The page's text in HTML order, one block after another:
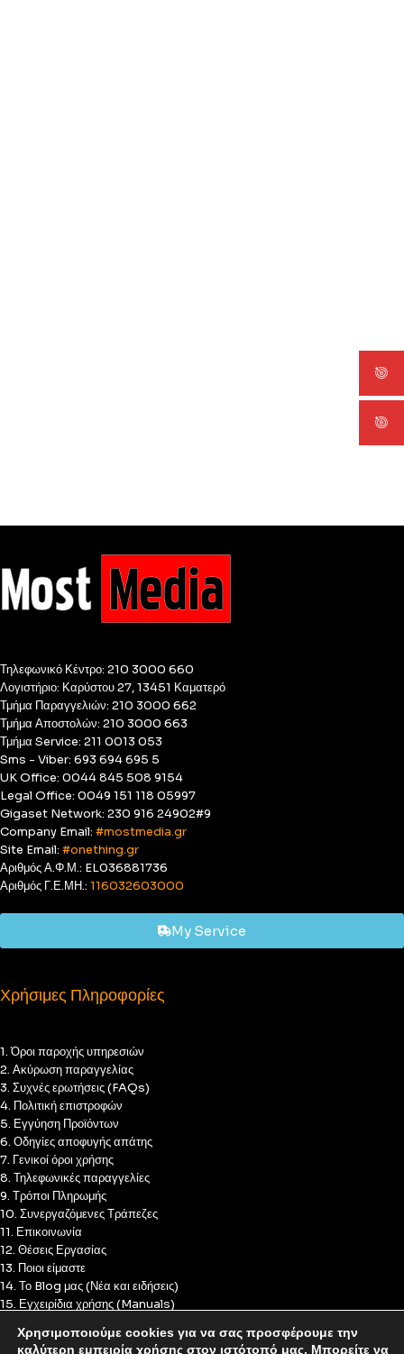
Τηλεφωνικό Κέντρο: 210 3000 660
Λογιστήριο: Καρύστου 27, 13451 Καματερό
Τμήμα Παραγγελιών: 210 3000 662
Τμήμα Αποστολών: 210 3000 663
Τμήμα Service: 211 0013 053
Sms - Viber: 693 694 695 5
UK Office: 0044 845 508 9154
Legal Office: 0049 151 118 05997
Gigaset Network: 230 916 24902#9
Company Email: #mostmedia.gr
Site Email: #onething.gr
Αριθμός Α.Φ.Μ.: EL036881736
Αριθμός Γ.Ε.ΜΗ.: 116032603000
My Service
Χρήσιμες Πληροφορίες
1. Όροι παροχής υπηρεσιών
2. Ακύρωση παραγγελίας
3. Συχνές ερωτήσεις (FAQs)
4. Πολιτική επιστροφών
5. Εγγύηση Προϊόντων
6. Οδηγίες αποφυγής απάτης
7. Γενικοί όροι χρήσης
8. Τηλεφωνικές παραγγελίες
9. Τρόποι Πληρωμής
10. Συνεργαζόμενες Τράπεζες
11. Επικοινωνία
12. Θέσεις Εργασίας
13. Ποιοι είμαστε
14. Το Blog μας (Νέα και ειδήσεις)
15. Εγχειρίδια χρήσης (Manuals)
17. Πολιτική Cookies
Χρησιμοποιούμε cookies για να σας προσφέρουμε την
καλύτερη εμπειρία χρήσης στον ιστότοπό μας. Μπορείτε να